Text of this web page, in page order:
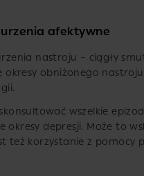
afektywne
nastroju – ciągły
okresy obniżonego
wszelkie
okresy depresji. Może to
też korzystanie z pomocy